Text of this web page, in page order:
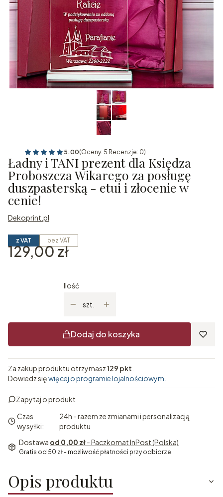
5.00(Oceny: 5 Recenzje: 0)
Ładny i TANI prezent dla Księdza
Proboszcza Wikarego za posługę
duszpasterską - etui i złocenie w
cenie!
Dekoprint.pl
z VAT bez VAT
Cena
129,00 zł
Ilość
szt.
Dodaj do koszyka
Za zakup produktu otrzymasz129 pkt
Dowiedz sięwięcej o programie lojalnościowym.
Zapytaj o produkt
Czas
wysyłki:
24h - razem ze zmianami i personalizacją
produktu
Dostawa od 0,00 zł- Paczkomat InPost (Polska)
Gratis od 50 zł - możliwość płatności przy odbiorze.
Opis produktu